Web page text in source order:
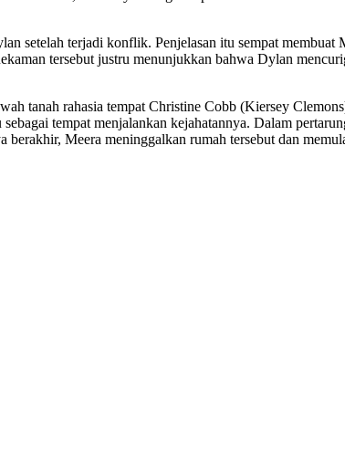
setelah terjadi konflik. Penjelasan itu sempat membuat
tersebut justru menunjukkan bahwa Dylan
tanah rahasia tempat Christine Cobb (Kiersey
tempat menjalankan kejahatannya. Dalam
Meera meninggalkan rumah tersebut dan